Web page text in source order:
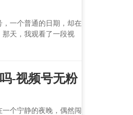
，一个普通的日期，却在
天，我观看了一段视
-视频号无粉
个宁静的夜晚，偶然闯